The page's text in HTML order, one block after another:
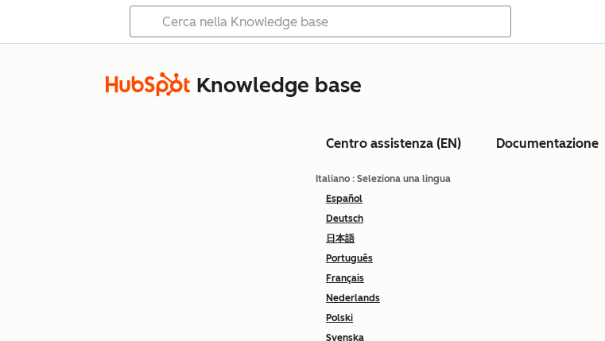
Knowledge base
Centro assistenza (EN) Documentazione
Italiano : Seleziona una lingua
Español
Deutsch
日本語
Português
Français
Nederlands
Polski
Svenska